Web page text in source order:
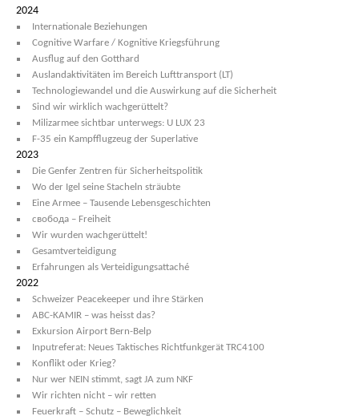
2024
Internationale Beziehungen
Cognitive Warfare / Kognitive Kriegsführung
Ausflug auf den Gotthard
Auslandaktivitäten im Bereich Lufttransport (LT)
Technologiewandel und die Auswirkung auf die Sicherheit
Sind wir wirklich wachgerüttelt?
Milizarmee sichtbar unterwegs: U LUX 23
F-35 ein Kampfflugzeug der Superlative
2023
Die Genfer Zentren für Sicherheitspolitik
Wo der Igel seine Stacheln sträubte
Eine Armee – Tausende Lebensgeschichten
свобода – Freiheit
Wir wurden wachgerüttelt!
Gesamtverteidigung
Erfahrungen als Verteidigungsattaché
2022
Schweizer Peacekeeper und ihre Stärken
ABC-KAMIR – was heisst das?
Exkursion Airport Bern-Belp
Inputreferat: Neues Taktisches Richtfunkgerät TRC4100
Konflikt oder Krieg?
Nur wer NEIN stimmt, sagt JA zum NKF
Wir richten nicht – wir retten
Feuerkraft – Schutz – Beweglichkeit